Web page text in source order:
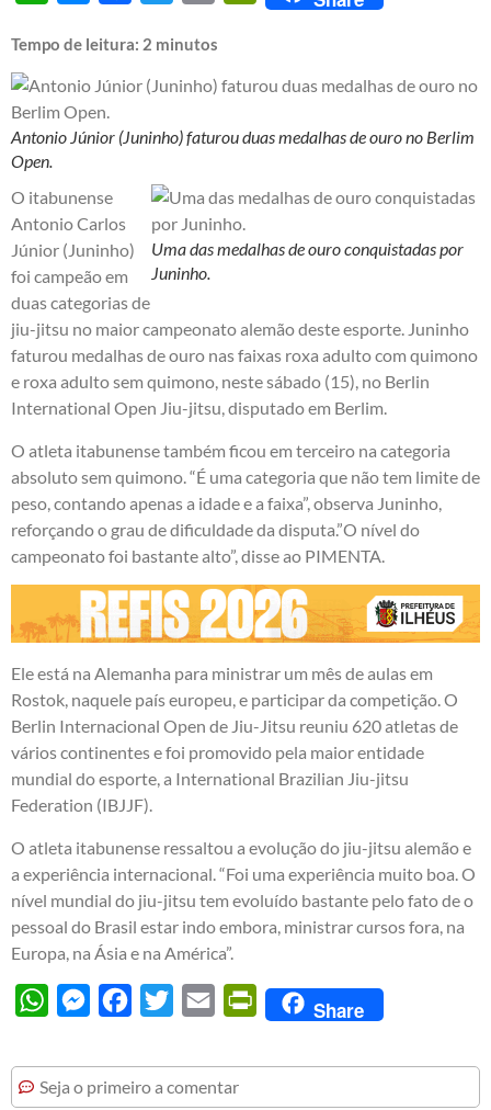
Tempo de leitura: 2 minutos
Antonio Júnior (Juninho) faturou duas medalhas de ouro no Berlim
Open.
Uma das medalhas de ouro conquistadas por
Juninho.
O itabunense
Antonio Carlos
Júnior (Juninho)
foi campeão em
duas categorias de
jiu-jitsu no maior campeonato alemão deste esporte. Juninho
faturou medalhas de ouro nas faixas roxa adulto com quimono
e roxa adulto sem quimono, neste sábado (15), no Berlin
International Open Jiu-jitsu, disputado em Berlim.
O atleta itabunense também ficou em terceiro na categoria
absoluto sem quimono. “É uma categoria que não tem limite de
peso, contando apenas a idade e a faixa”, observa Juninho,
reforçando o grau de dificuldade da disputa.”O nível do
campeonato foi bastante alto”, disse ao PIMENTA.
Ele está na Alemanha para ministrar um mês de aulas em
Rostok, naquele país europeu, e participar da competição. O
Berlin Internacional Open de Jiu-Jitsu reuniu 620 atletas de
vários continentes e foi promovido pela maior entidade
mundial do esporte, a International Brazilian Jiu-jitsu
Federation (IBJJF).
O atleta itabunense ressaltou a evolução do jiu-jitsu alemão e
a experiência internacional. “Foi uma experiência muito boa. O
nível mundial do jiu-jitsu tem evoluído bastante pelo fato de o
pessoal do Brasil estar indo embora, ministrar cursos fora, na
Europa, na Ásia e na América”.
WhatsAppMessengerFacebook
Twitter Email PrintFriendly
Share
Seja o primeiro a comentar